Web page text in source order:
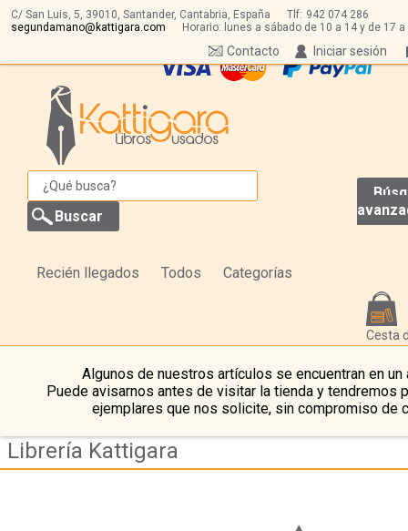
C/ San Luis, 5, 39010, Santander, Cantabria, España Tlf: 942 074 286
segundamano@kattigara.com
Horario: lunes a sábado de 10 a 14 y de 17 a
Iniciar sesión
Contacto
Recién llegados Todos Categorías
Cesta
Algunos de nuestros artículos se encuentran en un
Puede avisarnos antes de visitar la tienda y tendremos
ejemplares que nos solicite, sin compromiso de
Librería Kattigara